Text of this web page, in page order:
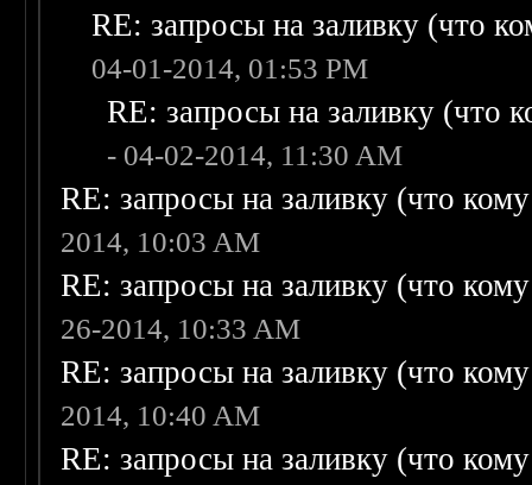
RE: запросы на заливку (что
04-01-2014, 01:53 PM
RE: запросы на заливку (что
- 04-02-2014, 11:30 AM
RE: запросы на заливку (что
2014, 10:03 AM
RE: запросы на заливку (что
26-2014, 10:33 AM
RE: запросы на заливку (что
2014, 10:40 AM
RE: запросы на заливку (что